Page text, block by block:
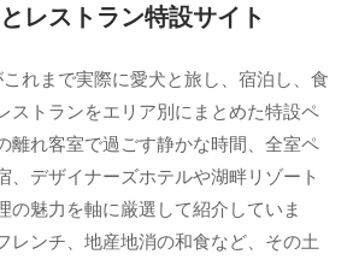
レストラン特設サイト
れまで実際に愛犬と旅し、宿泊し、食
ストランをエリア別にまとめた特設ペ
離れ客室で過ごす静かな時間、全室ペ
、デザイナーズホテルや湖畔リゾート
の魅力を軸に厳選して紹介していま
レンチ、地産地消の和食など、その土